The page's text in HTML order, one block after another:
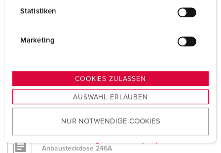
s
u
w
a
Statistiken
Marketing
COOKIES ZULASSEN
AUSWAHL ERLAUBEN
NUR NOTWENDIGE COOKIES
Anbausteckdose 246A
Anbausteckdose 246A
GAEB XML Angebotsaufforderung (X83)
Anbausteckdose 246A